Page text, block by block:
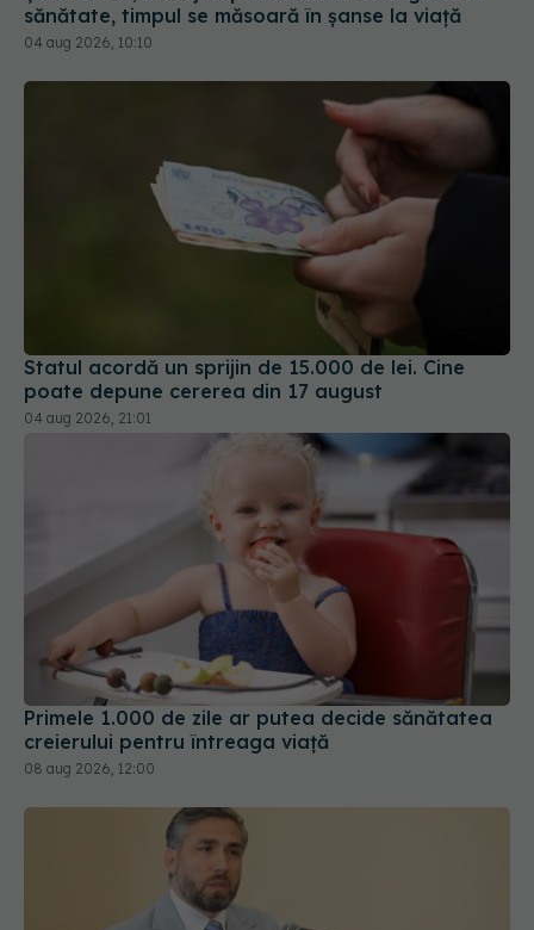
Statul acordă un sprijin de 15.000 de lei. Cine
poate depune cererea din 17 august
Primele 1.000 de zile ar putea decide sănătatea
creierului pentru întreaga viață
08 aug 2026, 12:00